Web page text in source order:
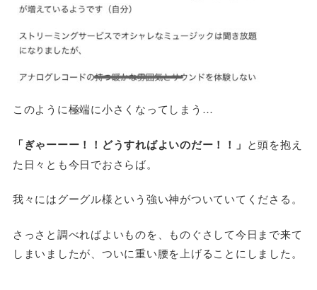
このように極端に小さくなってしまう…
「ぎゃーーー！！どうすればよいのだー！！」 と頭を抱え
た日々とも今日でおさらば。
我々にはグーグル様という強い神がついていてくださる。
さっさと調べればよいものを、ものぐさして今日まで来て
しまいましたが、ついに重い腰を上げることにしました。